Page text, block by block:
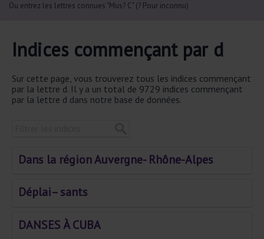
Ou entrez les lettres connues "Mus? C" (? Pour inconnu)
Indices commençant par d
Sur cette page, vous trouverez tous les indices commençant
par la lettre d. Il y a un total de 9729 indices commençant
par la lettre d dans notre base de données.
Dans la région Auvergne- Rhône-Alpes
Déplai– sants
DANSES À CUBA